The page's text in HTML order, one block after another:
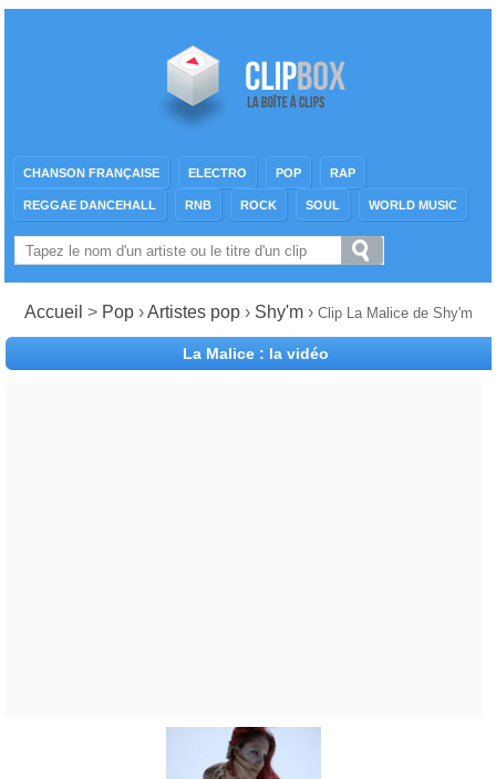
CHANSON FRANÇAISE ELECTRO POP RAP
REGGAE DANCEHALL RNB ROCK SOUL WORLD MUSIC
Accueil > Pop ›Artistes pop› Shy'm › Clip La Malice de Shy'm
La Malice : la vidéo